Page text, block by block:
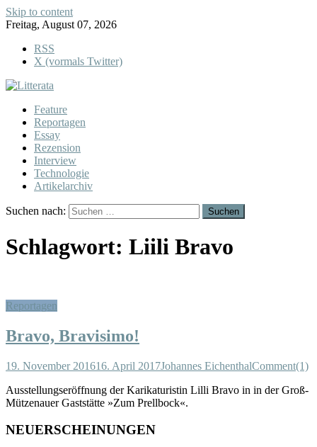
Skip to content
Freitag, August 07, 2026
RSS
X (vormals Twitter)
Feature
Reportagen
Essay
Rezension
Interview
Technologie
Artikelarchiv
Suchen nach:
Schlagwort: Liili Bravo
Reportagen
Bravo, Bravisimo!
19. November 201616. April 2017Johannes EichenthalComment(1)
Ausstellungseröffnung der Karikaturistin Lilli Bravo in in der Groß-
Mützenauer Gaststätte »Zum Prellbock«.
NEUERSCHEINUNGEN